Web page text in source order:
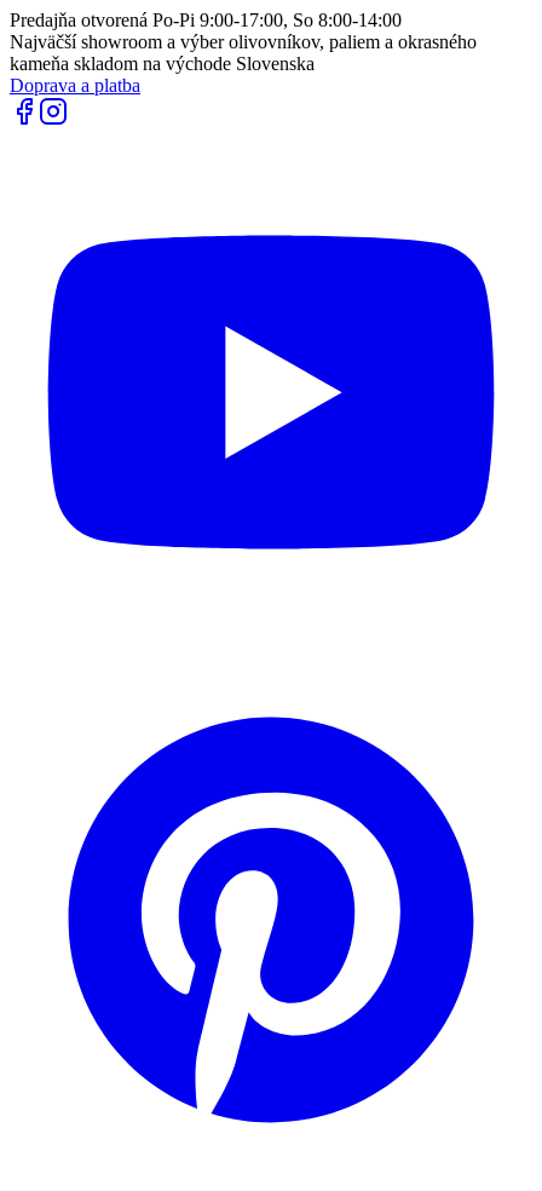
Predajňa otvorená Po-Pi 9:00-17:00, So 8:00-14:00
Najväčší showroom a výber olivovníkov, paliem a okrasného
kameňa skladom na východe Slovenska
Doprava a platba